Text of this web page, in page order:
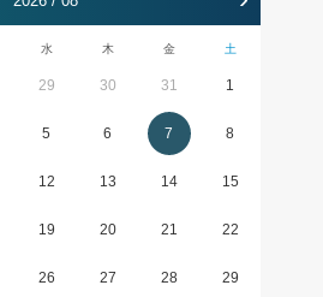
水 木 金 土
29 30 31 1
5 6 7 8
12 13 14 15
19 20 21 22
26 27 28 29